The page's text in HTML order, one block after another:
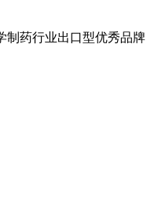
制药行业出口型优秀品牌